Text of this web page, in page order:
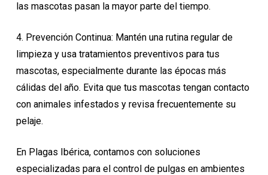
las mascotas pasan la mayor parte del tiempo.
4. Prevención Continua: Mantén una rutina regular de
limpieza y usa tratamientos preventivos para tus
mascotas, especialmente durante las épocas más
cálidas del año. Evita que tus mascotas tengan contacto
con animales infestados y revisa frecuentemente su
pelaje.
En Plagas Ibérica, contamos con soluciones
especializadas para el control de pulgas en ambientes